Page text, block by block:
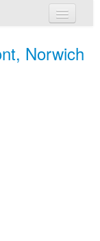
Norwich